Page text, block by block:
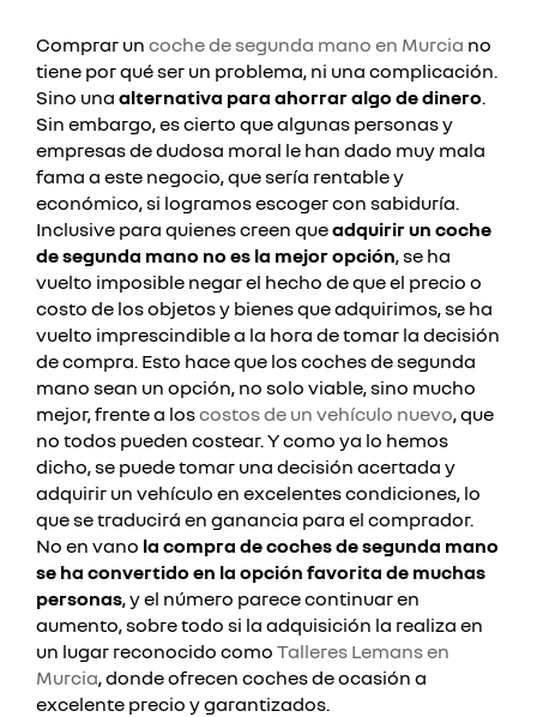
Comprar un coche de segunda mano en Murcia no
tiene por qué ser un problema, ni una complicación.
Sino una alternativa para ahorrar algo de dinero.
Sin embargo, es cierto que algunas personas y
empresas de dudosa moral le han dado muy mala
fama a este negocio, que sería rentable y
económico, si logramos escoger con sabiduría.
Inclusive para quienes creen queadquirir un coche
de segunda mano no es la mejor opción, se ha
vuelto imposible negar el hecho de que el precio o
costo de los objetos y bienes que adquirimos, se ha
vuelto imprescindible a la hora de tomar la decisión
de compra. Esto hace que los coches de segunda
mano sean un opción, no solo viable, sino mucho
mejor, frente a loscostos de un vehículo nuevo, que
no todos pueden costear. Y como ya lo hemos
dicho, se puede tomar una decisión acertada y
adquirir un vehículo en excelentes condiciones, lo
que se traducirá en ganancia para el comprador.
No en vano la compra de coches de segunda mano
se ha convertido en la opción favorita de muchas
personas, y el número parece continuar en
aumento, sobre todo si la adquisición la realiza en
un lugar reconocido como Talleres Lemans en
Murcia, donde ofrecen coches de ocasión a
excelente precio y garantizados.